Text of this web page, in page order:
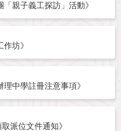
親子義工探訪」活動》
坊》
中學註冊注意事項》
派位文件通知》